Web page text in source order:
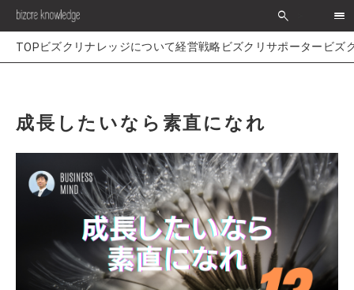
search
経営戦略ビズクリサポーター ビズ
成長したいなら素直になれ